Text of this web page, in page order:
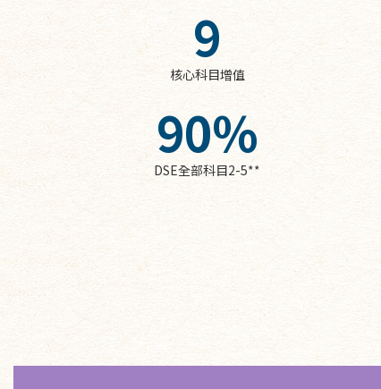
9
核心科目增值
90%
DSE全部科目2-5**